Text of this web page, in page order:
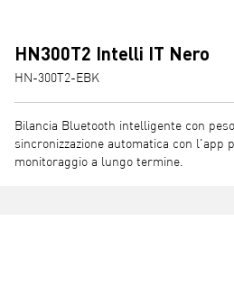
HN300T2 Intelli IT Nero
HN-300T2-EBK
Bilancia Bluetooth intelligente con
sincronizzazione automatica con l'app
monitoraggio a lungo termine.